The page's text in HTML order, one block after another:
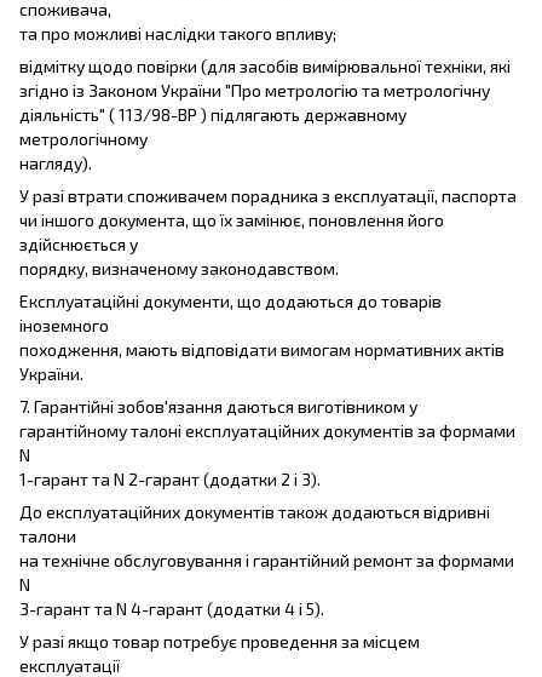
споживача,
та про можливі наслідки такого впливу;
відмітку щодо повірки (для засобів вимірювальної техніки, які
згідно із Законом України "Про метрологію та метрологічну
діяльність" ( 113/98-ВР ) підлягають державному
метрологічному
нагляду).
У разі втрати споживачем порадника з експлуатації, паспорта
чи іншого документа, що їх замінює, поновлення його
здійснюється у
порядку, визначеному законодавством.
Експлуатаційні документи, що додаються до товарів
іноземного
походження, мають відповідати вимогам нормативних актів
України.
7. Гарантійні зобов'язання даються виготівником у
гарантійному талоні експлуатаційних документів за формами
N
1-гарант та N 2-гарант (додатки 2 і 3).
До експлуатаційних документів також додаються відривні
талони
на технічне обслуговування і гарантійний ремонт за формами
N
3-гарант та N 4-гарант (додатки 4 і 5).
У разі якщо товар потребує проведення за місцем
експлуатації